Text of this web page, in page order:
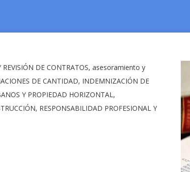
DE CONTRATOS, asesoramiento y
DE CANTIDAD, INDEMNIZACIÓN DE
Y PROPIEDAD HORIZONTAL,
RESPONSABILIDAD PROFESIONAL Y